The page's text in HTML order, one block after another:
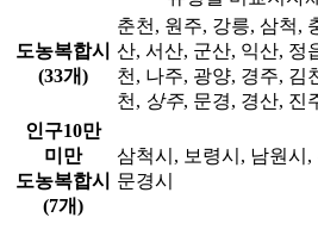
도농복합시
(33개)
춘천, 원주, 강릉, 삼척,
산, 서산, 군산, 익산, 정
천, 나주, 광양, 경주, 김
천, 상주, 문경, 경산, 진
인구10만
미만
도농복합시
(7개)
삼척시, 보령시, 남원시,
문경시